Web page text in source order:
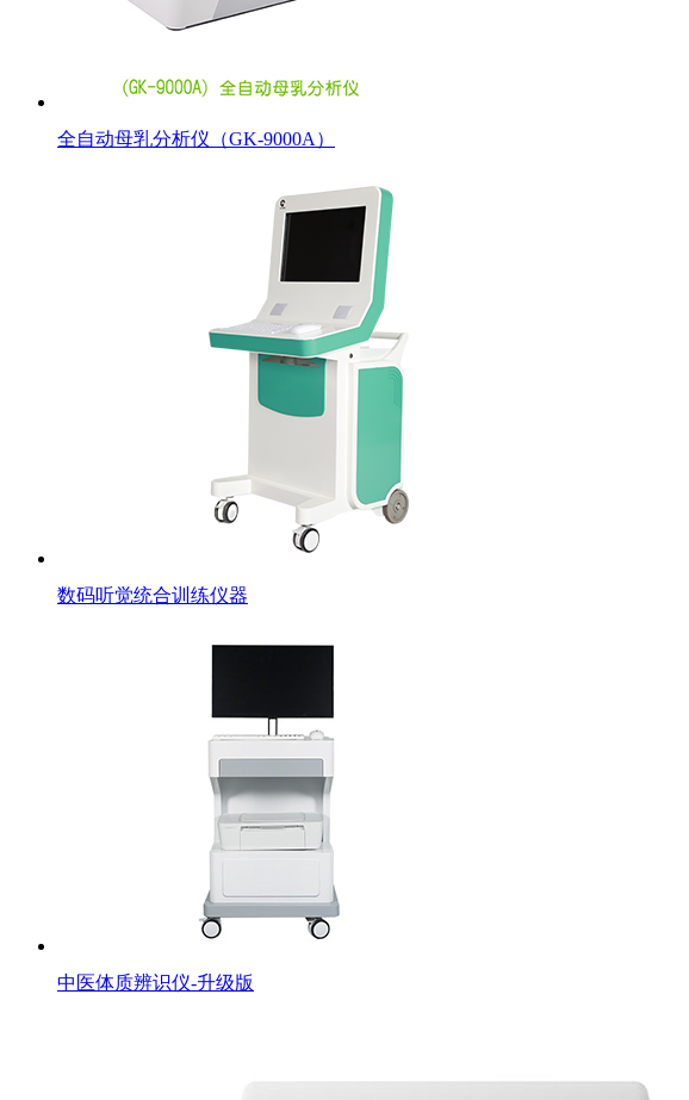
全自动母乳分析仪（GK-9000A）
数码听觉统合训练仪器
中医体质辨识仪-升级版